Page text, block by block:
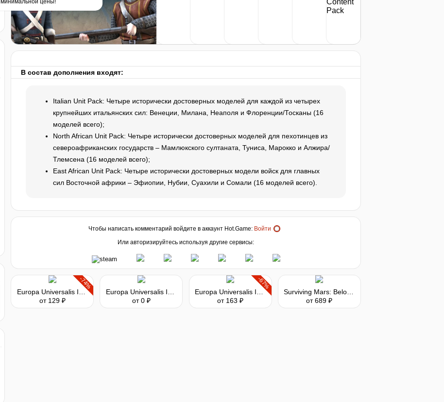
нет в наличии
В состав дополнения входят:
Italian Unit Pack: Четыре исторически достоверных моделей для каждой из четырех
крупнейших итальянских сил: Венеции, Милана, Неаполя и Флоренции/Тосканы (16
моделей всего);
North African Unit Pack: Четыре исторически достоверных моделей для пехотинцев из
североафриканских государств – Мамлюкского султаната, Туниса, Марокко и Алжира/
Тлемсена (16 моделей всего);
East African Unit Pack: Четыре исторически достоверных модели войск для главных
сил Восточной африки – Эфиопии, Нубии, Суахили и Сомали (16 моделей всего).
Чтобы написать комментарий войдите в аккаунт Hot.Game: Войти
Или авторизируйтесь используя другие сервисы:
-74%
от 129 ₽
от 0 ₽
-67%
от 163 ₽
от 689 ₽
минимальной цены!